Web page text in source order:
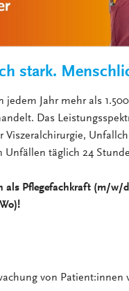
stark.
jedem Jahr mehr als
Das
Viszeralchirurgie,
Unfällen täglich 24
als Pflegefachkraft (m/w/
von